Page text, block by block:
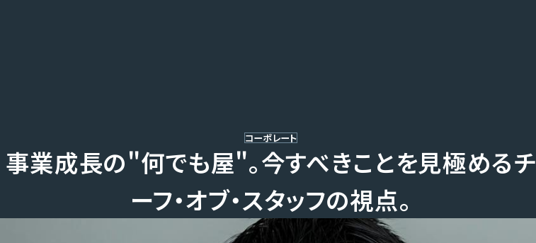
Thought
Who we are
私たちの考え
コーポレート
事業成長の"何でも屋"。今すべきことを見極めるチ
ーフ・オブ・スタッフの視点。